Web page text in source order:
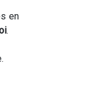
en
.